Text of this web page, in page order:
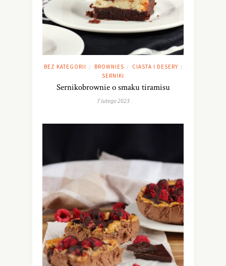
BEZ KATEGORII / BROWNIES / CIASTA I DESERY /
SERNIKI
Sernikobrownie o smaku tiramisu
7 lutego 2023